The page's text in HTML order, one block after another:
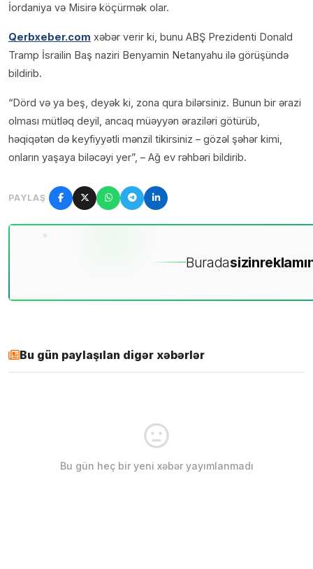
İordaniya və Misirə köçürmək olar.
Qerbxeber.com xəbər verir ki, bunu ABŞ Prezidenti Donald
Tramp İsrailin Baş naziri Benyamin Netanyahu ilə görüşündə
bildirib.
“Dörd və ya beş, deyək ki, zona qura bilərsiniz. Bunun bir ərazi
olması mütləq deyil, ancaq müəyyən əraziləri götürüb,
həqiqətən də keyfiyyətli mənzil tikirsiniz – gözəl şəhər kimi,
onların yaşaya biləcəyi yer”, – Ağ ev rəhbəri bildirib.
PAYLAŞ
Buradasizin
Bu gün paylaşılan digər xəbərlər
Bu gün heç bir yeni xəbər yayımlanmadı